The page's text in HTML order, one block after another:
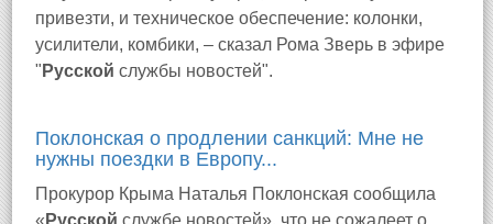
привезти, и техническое обеспечение: колонки,
усилители, комбики, – сказал Рома Зверь в эфире
" Русской службы новостей".
Поклонская о продлении санкций: Мне не
нужны поездки в Европу...
Прокурор Крыма Наталья Поклонская сообщила
« Русской службе новостей», что не сожалеет о